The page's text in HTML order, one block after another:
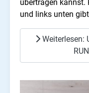
übertragen kannst.
und links unten
Weiterlesen: